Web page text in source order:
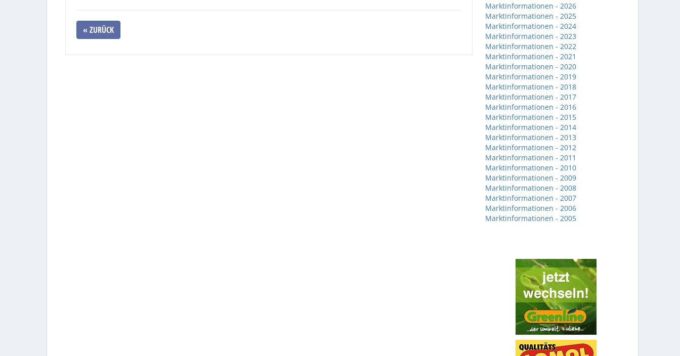
« ZURÜCK
Marktinformationen - 2026
Marktinformationen - 2025
Marktinformationen - 2024
Marktinformationen - 2023
Marktinformationen - 2022
Marktinformationen - 2021
Marktinformationen - 2020
Marktinformationen - 2019
Marktinformationen - 2018
Marktinformationen - 2017
Marktinformationen - 2016
Marktinformationen - 2015
Marktinformationen - 2014
Marktinformationen - 2013
Marktinformationen - 2012
Marktinformationen - 2011
Marktinformationen - 2010
Marktinformationen - 2009
Marktinformationen - 2008
Marktinformationen - 2007
Marktinformationen - 2006
Marktinformationen - 2005